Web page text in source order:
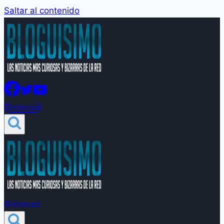
Saltar al contenido
Groleros!
Groleros!